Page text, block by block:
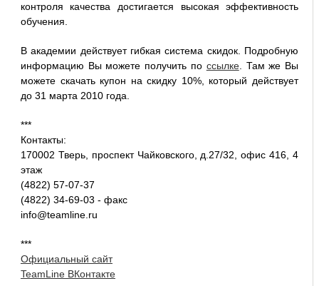
контроля качества достигается высокая эффективность
обучения.
В академии действует гибкая система скидок. Подробную
информацию Вы можете получить по ссылке. Там же Вы
можете скачать купон на скидку 10%, который действует
до 31 марта 2010 года.
***
Контакты:
170002 Тверь, проспект Чайковского, д.27/32, офис 416, 4
этаж
(4822) 57-07-37
(4822) 34-69-03 - факс
info@teamline.ru
***
Официальный сайт
TeamLine ВКонтакте